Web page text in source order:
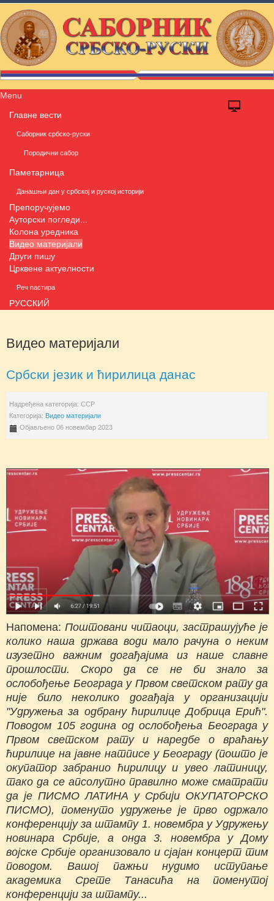
Menu
Главне вести
Саборник србско-руски
Породични сабор
Паметарница
Данашњи дан у србској и руској историји
Препоручујемо
Ауторски погледи...
Колона уредника
Видео материјали
Други пишу
Црквене актуелности
Реч пастира
РУССКИЙ
Видео материјали
Србски језик и ћирилица данас
Надређена категорија: ССР
Категорија: Видео материјали
Објављено 06 новембар 2023
Напомена: Поштовани читаоци, застрашујуће је
колико наша држава води мало рачуна о неким
изузетно важним догађајима из наше славне
прошлости. Скоро да се не би знало за
ослобођење Београда у Првом светском рату да
није било неколико догађаја у организацији
"Удружења за одбрану ћирилице Добрица Ерић".
Поводом 105 година од ослобођења Београда у
Првом светском рату и наредбе о враћању
ћирилице на јавне натписе у Београду (пошто је
окупатор забранио ћирилицу и увео латиницу,
тако да се апсолутно правилно може сматрати
да је ПИСМО ЛАТИНА у Србији ОКУПАТОРСКО
ПИСМО), поменуто удружење је прво одржало
конференцију за штампу 1. новембра у Удружењу
новинара Србије, а онда 3. новембра у Дому
војске Србије организовало и сјајан концерт тим
поводом. Вашој пажњи нудимо иступање
академика Срете Танасића на поменутој
конференцији за штампу...